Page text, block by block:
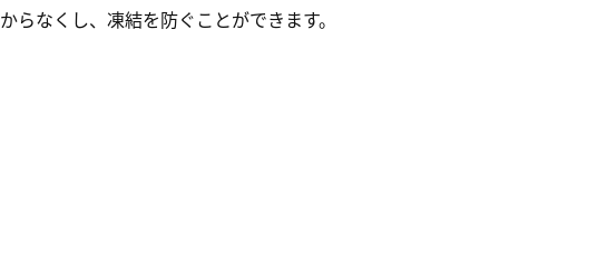
なくし、凍結を防ぐことができます。